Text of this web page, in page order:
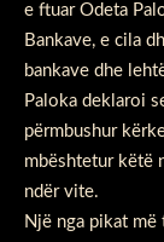
e ftuar Odeta
Bankave, e cila
bankave dhe
Paloka deklaroi
përmbushur
mbështetur këtë
ndër vite.
Një nga pikat